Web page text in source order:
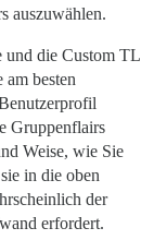
auszuwählen.
und die Custom TL
besten
Gruppenflairs
Weise, wie Sie
in die oben
der
erfordert.